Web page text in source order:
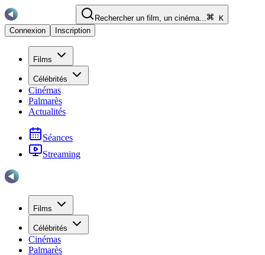
Rechercher un film, un cinéma...
K
Connexion
Inscription
Films
Célébrités
Cinémas
Palmarès
Actualités
Séances
Streaming
Films
Célébrités
Cinémas
Palmarès